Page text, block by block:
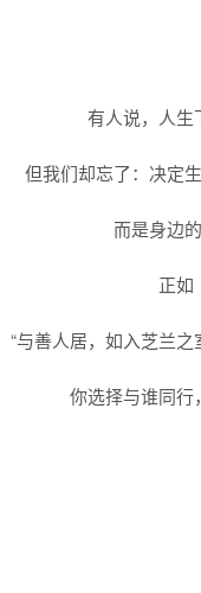
有人说，人生
但我们却忘了：决定
而是身边
正如
“与善人居，如入芝兰
你选择与谁同行